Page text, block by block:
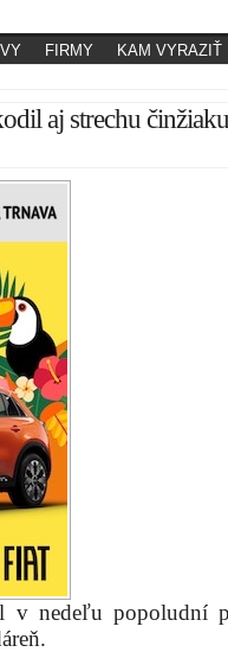
FIRMY KAM VYRAZIŤ
aj strechu
v nedeľu popoludní